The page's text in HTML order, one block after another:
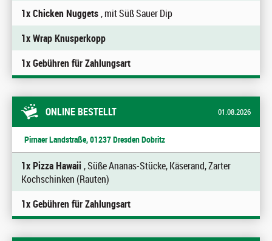
1x Chicken Nuggets, mit Süß Sauer Dip
1x Wrap Knusperkopp
1x Gebühren für Zahlungsart
ONLINE BESTELLT 01.08.2026
Pirnaer Landstraße, 01237 Dresden Dobritz
1x Pizza Hawaii , Süße Ananas-Stücke, Käserand, Zarter
Kochschinken (Rauten)
1x Gebühren für Zahlungsart